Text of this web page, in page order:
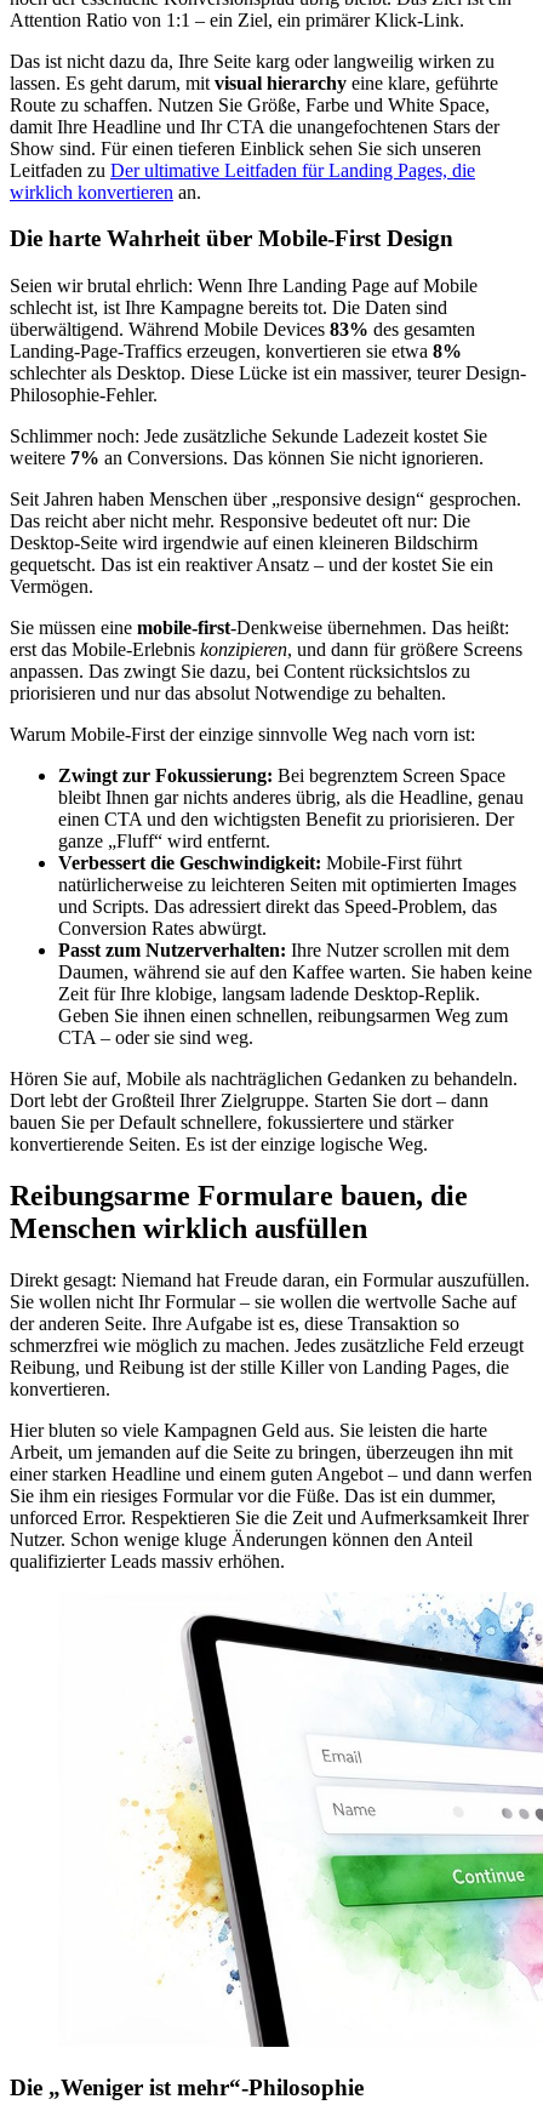
Attention Ratio von 1:1 – ein Ziel, ein primärer Klick-Link.
Das ist nicht dazu da, Ihre Seite karg oder langweilig wirken zu
lassen. Es geht darum, mit visual hierarchy eine klare, geführte
Route zu schaffen. Nutzen Sie Größe, Farbe und White Space,
damit Ihre Headline und Ihr CTA die unangefochtenen Stars der
Show sind. Für einen tieferen Einblick sehen Sie sich unseren
Leitfaden zu Der ultimative Leitfaden für Landing Pages, die
wirklich konvertieren an.
Die harte Wahrheit über Mobile-First Design
Seien wir brutal ehrlich: Wenn Ihre Landing Page auf Mobile
schlecht ist, ist Ihre Kampagne bereits tot. Die Daten sind
überwältigend. Während Mobile Devices 83% des gesamten
Landing-Page-Traffics erzeugen, konvertieren sie etwa 8%
schlechter als Desktop. Diese Lücke ist ein massiver, teurer Design-
Philosophie-Fehler.
Schlimmer noch: Jede zusätzliche Sekunde Ladezeit kostet Sie
weitere 7% an Conversions. Das können Sie nicht ignorieren.
Seit Jahren haben Menschen über „responsive design“ gesprochen.
Das reicht aber nicht mehr. Responsive bedeutet oft nur: Die
Desktop-Seite wird irgendwie auf einen kleineren Bildschirm
gequetscht. Das ist ein reaktiver Ansatz – und der kostet Sie ein
Vermögen.
Sie müssen eine mobile-first-Denkweise übernehmen. Das heißt:
erst das Mobile-Erlebnis konzipieren, und dann für größere Screens
anpassen. Das zwingt Sie dazu, bei Content rücksichtslos zu
priorisieren und nur das absolut Notwendige zu behalten.
Warum Mobile-First der einzige sinnvolle Weg nach vorn ist:
Zwingt zur Fokussierung: Bei begrenztem Screen Space
bleibt Ihnen gar nichts anderes übrig, als die Headline, genau
einen CTA und den wichtigsten Benefit zu priorisieren. Der
ganze „Fluff“ wird entfernt.
Verbessert die Geschwindigkeit: Mobile-First führt
natürlicherweise zu leichteren Seiten mit optimierten Images
und Scripts. Das adressiert direkt das Speed-Problem, das
Conversion Rates abwürgt.
Passt zum Nutzerverhalten: Ihre Nutzer scrollen mit dem
Daumen, während sie auf den Kaffee warten. Sie haben keine
Zeit für Ihre klobige, langsam ladende Desktop-Replik.
Geben Sie ihnen einen schnellen, reibungsarmen Weg zum
CTA – oder sie sind weg.
Hören Sie auf, Mobile als nachträglichen Gedanken zu behandeln.
Dort lebt der Großteil Ihrer Zielgruppe. Starten Sie dort – dann
bauen Sie per Default schnellere, fokussiertere und stärker
konvertierende Seiten. Es ist der einzige logische Weg.
Reibungsarme Formulare bauen, die
Menschen wirklich ausfüllen
Direkt gesagt: Niemand hat Freude daran, ein Formular auszufüllen.
Sie wollen nicht Ihr Formular – sie wollen die wertvolle Sache auf
der anderen Seite. Ihre Aufgabe ist es, diese Transaktion so
schmerzfrei wie möglich zu machen. Jedes zusätzliche Feld erzeugt
Reibung, und Reibung ist der stille Killer von Landing Pages, die
konvertieren.
Hier bluten so viele Kampagnen Geld aus. Sie leisten die harte
Arbeit, um jemanden auf die Seite zu bringen, überzeugen ihn mit
einer starken Headline und einem guten Angebot – und dann werfen
Sie ihm ein riesiges Formular vor die Füße. Das ist ein dummer,
unforced Error. Respektieren Sie die Zeit und Aufmerksamkeit Ihrer
Nutzer. Schon wenige kluge Änderungen können den Anteil
qualifizierter Leads massiv erhöhen.
Die „Weniger ist mehr“-Philosophie